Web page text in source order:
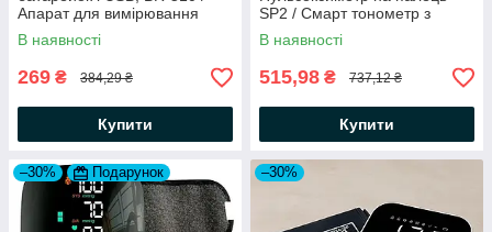
Апарат для вимірювання
тиску / Електронний
тонометр
В наявності
269 ₴ 384,29 ₴
Купити
SP2 / Смарт тонометр з
голосом і сенсорним
дисплеєм
В наявності
515,98 ₴ 737,12 ₴
Купити
–30% Подарунок –30%